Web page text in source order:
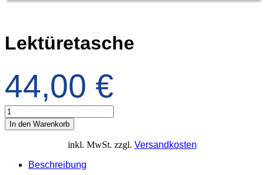
Lektüretasche
44,00 €
In den Warenkorb
inkl. MwSt. zzgl. Versandkosten
Beschreibung